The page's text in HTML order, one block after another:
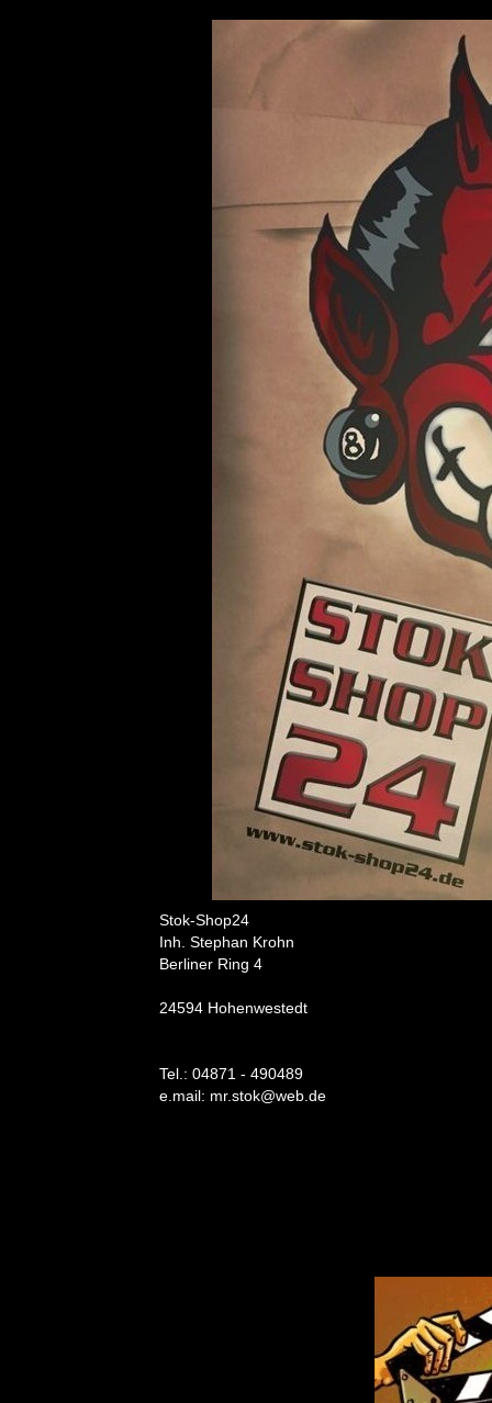
Stok-Shop24
Inh. Stephan Krohn
Berliner Ring 4
24594 Hohenwestedt
Tel.: 04871 - 490489
e.mail: mr.stok@web.de